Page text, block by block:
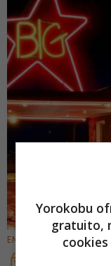
ENTRETENIMIENTO
Yorokobu
gratuito,